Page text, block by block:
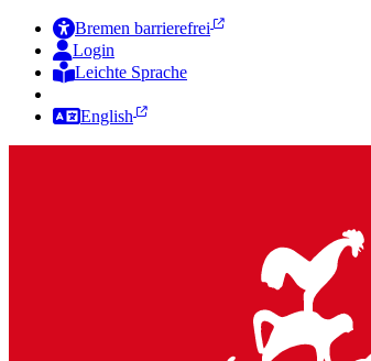
Bremen barrierefrei
Login
Leichte Sprache
English